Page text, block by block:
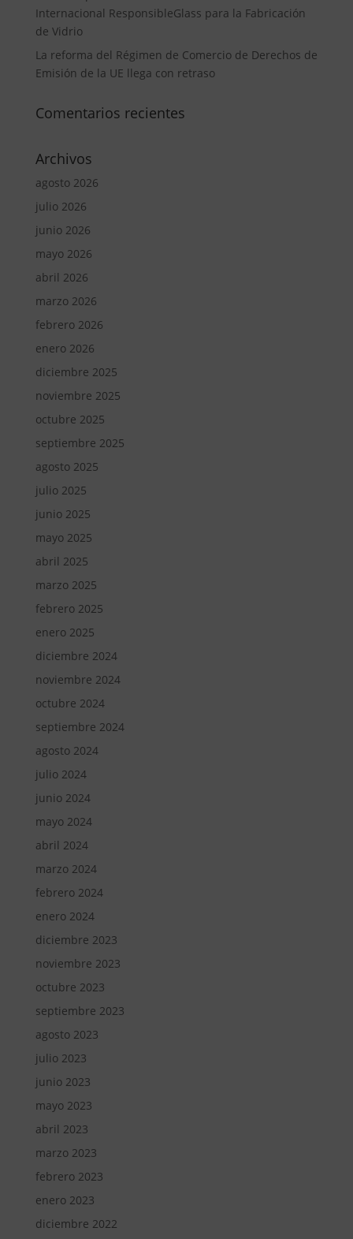
Internacional ResponsibleGlass para la Fabricación
de Vidrio
La reforma del Régimen de Comercio de Derechos de
Emisión de la UE llega con retraso
Comentarios recientes
Archivos
agosto 2026
julio 2026
junio 2026
mayo 2026
abril 2026
marzo 2026
febrero 2026
enero 2026
diciembre 2025
noviembre 2025
octubre 2025
septiembre 2025
agosto 2025
julio 2025
junio 2025
mayo 2025
abril 2025
marzo 2025
febrero 2025
enero 2025
diciembre 2024
noviembre 2024
octubre 2024
septiembre 2024
agosto 2024
julio 2024
junio 2024
mayo 2024
abril 2024
marzo 2024
febrero 2024
enero 2024
diciembre 2023
noviembre 2023
octubre 2023
septiembre 2023
agosto 2023
julio 2023
junio 2023
mayo 2023
abril 2023
marzo 2023
febrero 2023
enero 2023
diciembre 2022